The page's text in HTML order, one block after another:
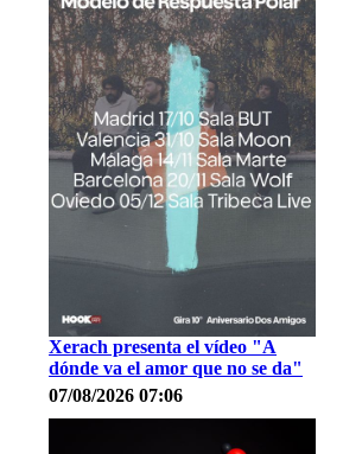
Xerach presenta el vídeo "A
dónde va el amor que no se da"
07/08/2026 07:06